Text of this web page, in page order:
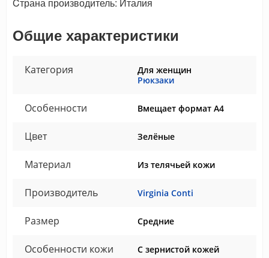
Cтрана производитель: Италия
Общие характеристики
Категория
Для женщин
Рюкзаки
Особенности Вмещает формат А4
Цвет Зелёные
Материал Из телячьей кожи
Производитель Virginia Conti
Размер Средние
Особенности кожи С зернистой кожей